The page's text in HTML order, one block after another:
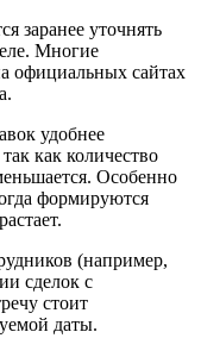
заранее уточнять
Многие
официальных сайтах
удобнее
как количество
Особенно
формируются
(например,
сделок с
стоит
даты.